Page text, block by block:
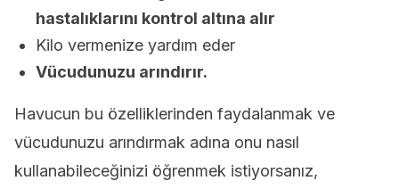
hastalıklarını kontrol altına alır
Kilo vermenize yardım eder
Vücudunuzu arındırır.
Havucun bu özelliklerinden faydalanmak ve
vücudunuzu arındırmak adına onu nasıl
kullanabileceğinizi öğrenmek istiyorsanız,